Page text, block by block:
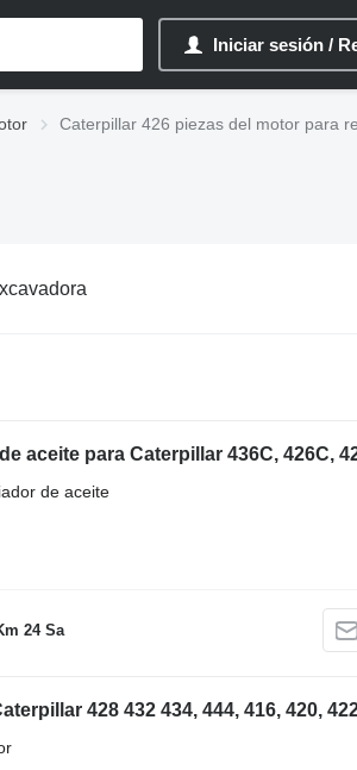
Iniciar sesión /
Caterpillar 426 piezas del motor para
aceite para Caterpillar 436C, 426C,
de aceite
24 Sa